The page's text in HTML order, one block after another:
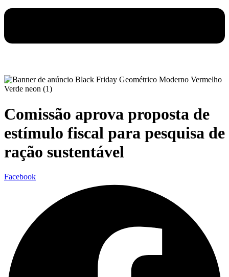
Comissão aprova proposta de
estímulo fiscal para pesquisa de
ração sustentável
Facebook